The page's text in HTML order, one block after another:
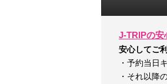
J-TRIPの安
安心してご
・予約当日
・それ以降